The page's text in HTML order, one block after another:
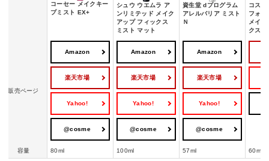
コーセー メイクキー
プミスト EX+
シュウ ウエムラ ア
ンリミテッド メイク
アップ フィックス
ミスト マット
資生堂 dプログラム
アレルバリア ミスト
Ｎ
コスメ
フォー
メイ
クス
販売ページ
Amazon
楽天市場
Yahoo!
@cosme
Amazon
楽天市場
Yahoo!
@cosme
Amazon
楽天市場
Yahoo!
@cosme
容量 80ml 100ml 57ml 60mL